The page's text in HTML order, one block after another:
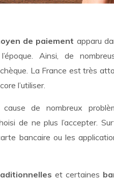
de paiement apparu
Ainsi, de
La France est très
l’utiliser.
cause de nombreux
de ne plus l’accepter.
bancaire ou les
et certaines